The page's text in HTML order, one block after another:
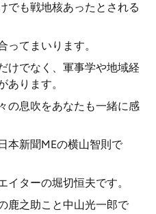
でも戦地核あったとされる
ってまいります。
けでなく、軍事学や地域経
あります。
の息吹をあなたも一緒に感
本新聞MEの横山智則で
イターの堀切恒夫です。
鹿之助こと中山光一郎で